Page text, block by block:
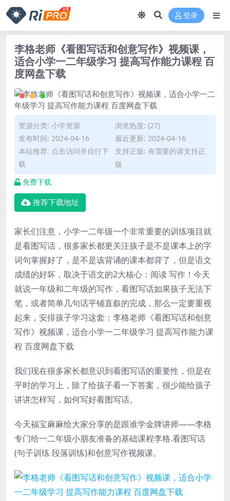
登录
李格老师《看图写话和创意写作》视频课，
适合小学一二年级学习 提高写作能力课程 百
度网盘下载
资源分类: 小学资源
浏览热度: (27)
发布时间: 2024-04-16
最近更新: 2024-04-16
本站推荐: 点击访问并自行下
载
支持正版: 有需要的请支持正
版
免费下载
推荐下载地址
家长们注意，小学一二年级一个非常重要的训练项目就
是看图写话 ，很多家长都更关注孩子是不是课本上的字
词句掌握好了，是不是该背诵的课本都背了，但是语文
成绩的好坏，取决于语文的2大核心：阅读 写作！今天
就说一年级和二年级的写作，看图写话如果孩子无法下
笔，或者简单几句话平铺直叙的完成，那么一定要重视
起来，安排孩子学习这套：李格老师《看图写话和创意
写作》视频课，适合小学一二年级学习 提高写作能力课
程 百度网盘下载
我们现在很多家长都意识到看图写话的重要性，但是在
平时的学习上，除了给孩子看一下答案，很少能给孩子
讲讲怎样写，如何写好看图写话。
今天福宝麻麻给大家分享的是跟谁学金牌讲师——李格
专门给一二年级小朋友准备的基础课程李格.看图写话
(句子训练 段落训练)和创意写作视频课。